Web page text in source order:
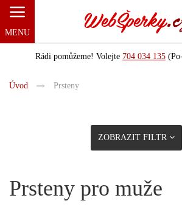
MENU
Rádi pomůžeme! Volejte 704 034 135
Úvod Prsteny
ZOBRAZIT FILTR
Prsteny pro muže